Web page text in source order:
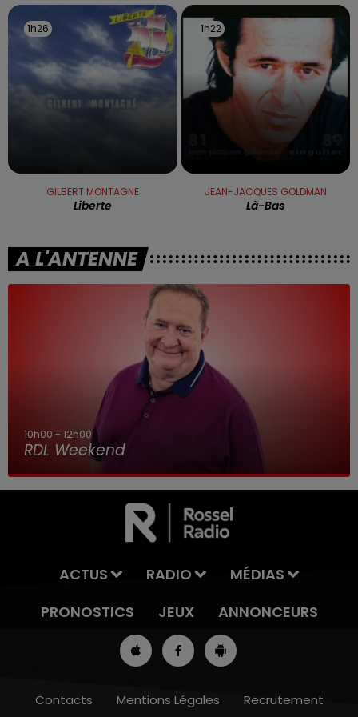
1h26
1h26
GILBERT MONTAGNE
Liberte
1h22
1h22
JEAN-JACQUES GOLDMAN
Là-Bas
A L'ANTENNE
7h00 - 10h00
RDL Week-end
ACTUS RADIO
MÉDIAS
PRONOSTICS
JEUX ANNONCEURS
Contacts Mentions Légales Recrutement